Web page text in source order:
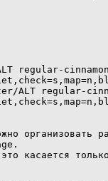
regular-
ALT regular-
организовать
касается